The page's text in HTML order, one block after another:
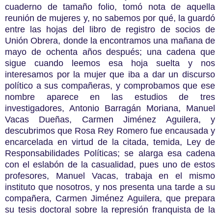
cuaderno de tamaño folio, tomó nota de aquella
reunión de mujeres y, no sabemos por qué, la guardó
entre las hojas del libro de registro de socios de
Unión Obrera, donde la encontramos una mañana de
mayo de ochenta años después; una cadena que
sigue cuando leemos esa hoja suelta y nos
interesamos por la mujer que iba a dar un discurso
político a sus compañeras, y comprobamos que ese
nombre aparece en las estudios de tres
investigadores, Antonio Barragán Moriana, Manuel
Vacas Dueñas, Carmen Jiménez Aguilera, y
descubrimos que Rosa Rey Romero fue encausada y
encarcelada en virtud de la citada, temida, Ley de
Responsabilidades Políticas; se alarga esa cadena
con el eslabón de la casualidad, pues uno de estos
profesores, Manuel Vacas, trabaja en el mismo
instituto que nosotros, y nos presenta una tarde a su
compañera, Carmen Jiménez Aguilera, que prepara
su tesis doctoral sobre la represión franquista de la